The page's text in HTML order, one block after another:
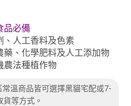
品必備
、人工香料及色素
藥、化學肥料及人工添加物
農法種植作物
常溫商品皆可選擇黑貓宅配或7-
等方式。